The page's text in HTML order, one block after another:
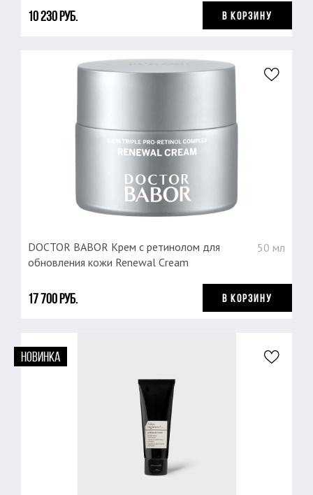
10 230 руб. В КОРЗИНУ
DOCTOR BABOR Крем с ретинолом для
обновления кожи Renewal Cream
50 мл
17 700 руб. В КОРЗИНУ
НОВИНКА